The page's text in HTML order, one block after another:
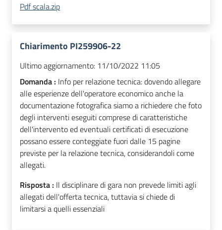
Pdf scala.zip
Chiarimento PI259906-22
Ultimo aggiornamento: 11/10/2022 11:05
Domanda : Info per relazione tecnica: dovendo allegare
alle esperienze dell'operatore economico anche la
documentazione fotografica siamo a richiedere che foto
degli interventi eseguiti comprese di caratteristiche
dell'intervento ed eventuali certificati di esecuzione
possano essere conteggiate fuori dalle 15 pagine
previste per la relazione tecnica, considerandoli come
allegati.
Risposta : Il disciplinare di gara non prevede limiti agli
allegati dell'offerta tecnica, tuttavia si chiede di
limitarsi a quelli essenziali